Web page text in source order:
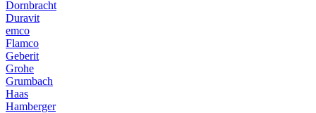
Dornbracht
Duravit
emco
Flamco
Geberit
Grohe
Grumbach
Haas
Hamberger